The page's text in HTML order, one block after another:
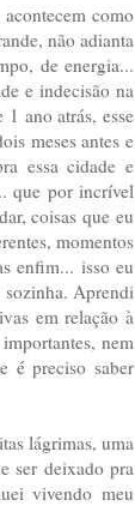
como
não adianta
de energia...
e indecisão na
ano atrás, esse
meses antes e
essa cidade e
que por incrível
coisas que eu
momentos
enfim... isso eu
sozinha. Aprendi
em relação à
nem
é preciso saber
lágrimas, uma
ser deixado pra
vivendo meu